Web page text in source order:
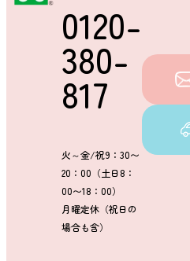
0120-
380-
817
火～金/祝9：30〜
20：00（土日8：
00〜18：00）
月曜定休（祝日の
場合も含）